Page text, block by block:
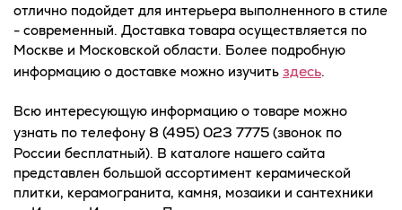
отлично подойдет для интерьера выполненного в стиле
- современный. Доставка товара осуществляется по
Москве и Московской области. Более подробную
информацию о доставке можно изучить здесь.
Всю интересующую информацию о товаре можно
узнать по телефону 8 (495) 023 7775 (звонок по
России бесплатный). В каталоге нашего сайта
представлен большой ассортимент керамической
плитки, керамогранита, камня, мозаики и сантехники